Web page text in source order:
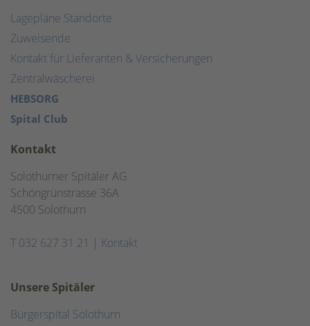
Lagepläne Standorte
Zuweisende
Kontakt für Lieferanten & Versicherungen
Zentralwäscherei
HEBSORG
Spital Club
Kontakt
Solothurner Spitäler AG
Schöngrünstrasse 36A
4500 Solothurn
T 032 627 31 21 | Kontakt
Unsere Spitäler
Bürgerspital Solothurn